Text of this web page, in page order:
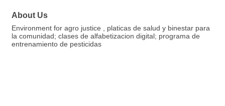
About Us
Environment for agro justice , platicas de salud y binestar para
la comunidad; clases de alfabetizacion digital; programa de
entrenamiento de pesticidas